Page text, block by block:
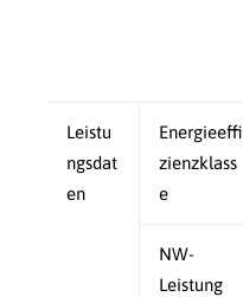
Leistu
ngsdat
en
Energieeffi
zienzklass
e
NW-
Leistung